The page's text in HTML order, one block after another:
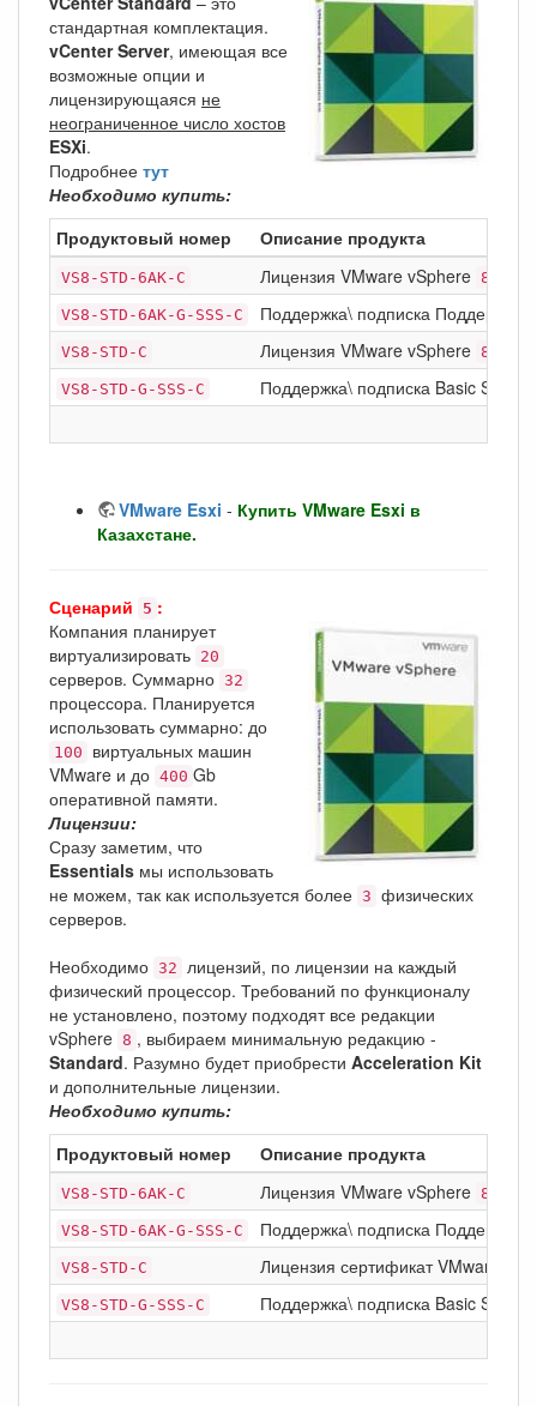
стандартная комплектация.
vCenter Server, имеющая все
возможные опции и
лицензирующаяся не
неограниченное число хостов
ESXi.
Подробнее тут
Необходимо купить:
Продуктовый номер
Описание продукта
VS8-STD-6AK-C Лицензия VMware vSphere 8
VS8-STD-6AK-G-SSS-C Поддержка\ подписка
VS8-STD-C Лицензия VMware vSphere 8
VS8-STD-G-SSS-C Поддержка\ подписка Basic
VMware Esxi - Купить VMware Esxi в
Казахстане.
Сценарий 5 :
Компания планирует
виртуализировать 20
серверов. Суммарно 32
процессора. Планируется
использовать суммарно: до
100
виртуальных машин
VMware и до 400 Gb
оперативной памяти.
Лицензии:
Сразу заметим, что
Essentials мы использовать
не можем, так как используется более 3 физических
серверов.
Необходимо 32
лицензий, по лицензии на каждый
физический процессор. Требований по функционалу
не установлено, поэтому подходят все редакции
vSphere 8 , выбираем минимальную редакцию -
Standard. Разумно будет приобрести Acceleration Kit
и дополнительные лицензии.
Необходимо купить:
Продуктовый номер
Описание продукта
VS8-STD-6AK-C Лицензия VMware vSphere 8
VS8-STD-6AK-G-SSS-C Поддержка\ подписка
VS8-STD-C Лицензия сертификат VMware
VS8-STD-G-SSS-C Поддержка\ подписка Basic